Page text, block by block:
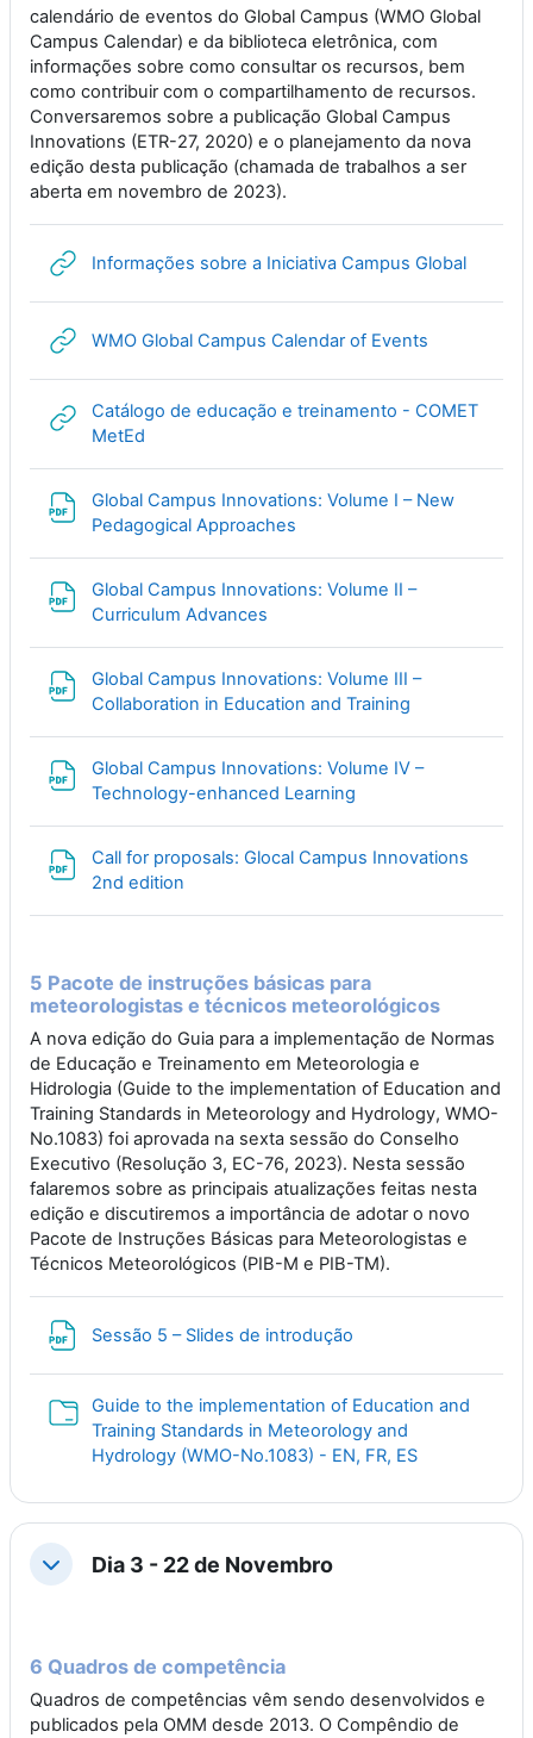
calendário de eventos do Global Campus (WMO Global
Campus Calendar) e da biblioteca eletrônica, com
informações sobre como consultar os recursos, bem
como contribuir com o compartilhamento de recursos.
Conversaremos sobre a publicação Global Campus
Innovations (ETR-27, 2020) e o planejamento da nova
edição desta publicação (chamada de trabalhos a ser
aberta em novembro de 2023).
Informações sobre a Iniciativa Campus GlobalURL
WMO Global Campus Calendar of Events
Catálogo de educação e treinamento - COMET
MetEd
Global Campus Innovations: Volume I – New
Pedagogical Approaches
Global Campus Innovations: Volume II –
Curriculum Advances
Global Campus Innovations: Volume III –
Collaboration in Education and Training
Global Campus Innovations: Volume IV –
Technology-enhanced Learning
Call for proposals: Glocal Campus Innovations
2nd edition
5 Pacote de instruções básicas para
meteorologistas e técnicos meteorológicos
A nova edição do Guia para a implementação de Normas
de Educação e Treinamento em Meteorologia e
Hidrologia (Guide to the implementation of Education and
Training Standards in Meteorology and Hydrology, WMO-
No.1083) foi aprovada na sexta sessão do Conselho
Executivo (Resolução 3, EC-76, 2023). Nesta sessão
falaremos sobre as principais atualizações feitas nesta
edição e discutiremos a importância de adotar o novo
Pacote de Instruções Básicas para Meteorologistas e
Técnicos Meteorológicos (PIB-M e PIB-TM).
Sessão 5 – Slides de introdução
Guide to the implementation of Education and
Training Standards in Meteorology and
Hydrology (WMO-No.1083) - EN, FR, ESFolder
CollapseDia 3 - 22 de Novembro
6 Quadros de competência
Quadros de competências vêm sendo desenvolvidos e
publicados pela OMM desde 2013. O Compêndio de